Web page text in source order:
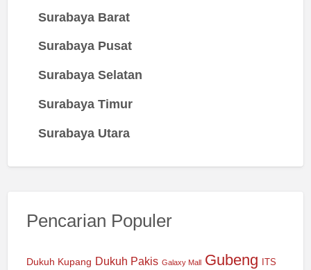
Surabaya Barat
Surabaya Pusat
Surabaya Selatan
Surabaya Timur
Surabaya Utara
Pencarian Populer
Dukuh Kupang Dukuh Pakis Galaxy Mall Gubeng ITS